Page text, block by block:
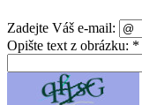
Zadejte Váš e-mail:
Opište text z obrázku: *